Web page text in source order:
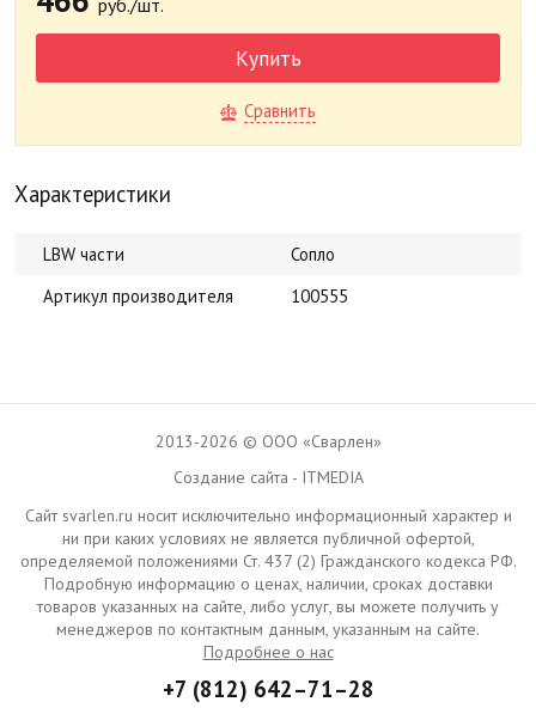
руб./шт.
Купить
Сравнить
Характеристики
LBW части
Сопло
Артикул производителя
100555
2013-2026 © ООО «Сварлен»
Создание сайта - ITMEDIA
Сайт svarlen.ru носит исключительно информационный характер и
ни при каких условиях не является публичной офертой,
определяемой положениями Ст. 437 (2) Гражданского кодекса РФ.
Подробную информацию о ценах, наличии, сроках доставки
товаров указанных на сайте, либо услуг, вы можете получить у
менеджеров по контактным данным, указанным на сайте.
Подробнее о нас
+7 (812) 642–71–28